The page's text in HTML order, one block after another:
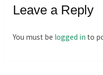
Leave a Reply
You must be logged in to